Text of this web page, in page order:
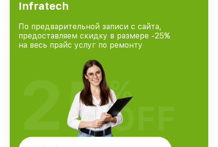
Infratech
По предварительной записи с сайта,
предоставляем скидку в размере -25%
на весь прайс услуг по ремонту
25%
OFF